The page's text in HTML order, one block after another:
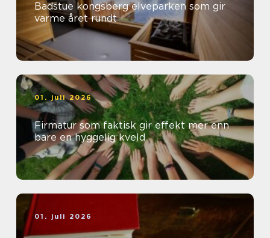
Badstue kongsberg elveparken som gir
varme året rundt
01. juli 2026
Firmatur som faktisk gir effekt mer enn
bare en hyggelig kveld
01. juli 2026